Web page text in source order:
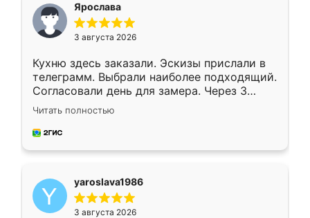
Ярослава
3 августа 2026
Кухню здесь заказали. Эскизы прислали в
телеграмм. Выбрали наиболее подходящий.
Согласовали день для замера. Через 3
недели кухня была уже готова. Остались
довольны работой. Спасибо Ренессанс
мебель за качественную работу!
Читать полностью
yaroslava1986
3 августа 2026